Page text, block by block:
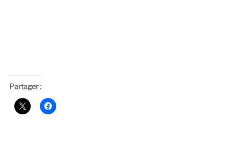
Partager :